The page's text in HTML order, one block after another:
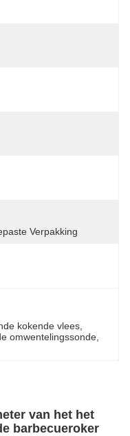
Verpakking
kokende vlees
omwentelingssonde
van het het
barbecueroker